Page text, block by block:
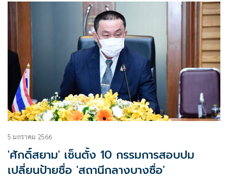
ส.ส.ฉะเชิงเทรา พรรคก้าวไกล ตั้
5 มกราคม 2566
'ศักดิ์สยาม' เซ็นตั้ง 10 กรรมการสอบปม
เปลี่ยนป้ายชื่อ 'สถานีกลางบางซื่อ'